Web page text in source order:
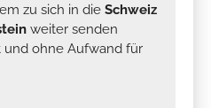
zu sich in die Schweiz
weiter senden
und ohne Aufwand für